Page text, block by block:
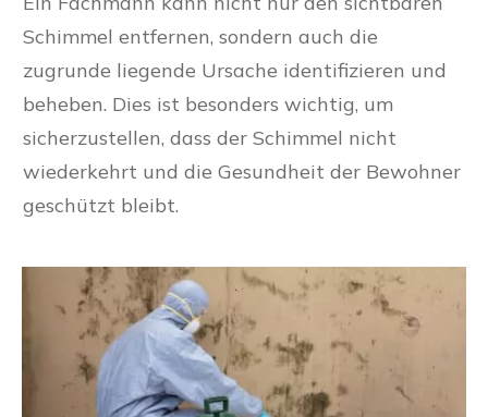
Schimmel entfernen, sondern auch die
zugrunde liegende Ursache identifizieren und
beheben. Dies ist besonders wichtig, um
sicherzustellen, dass der Schimmel nicht
wiederkehrt und die Gesundheit der Bewohner
geschützt bleibt.